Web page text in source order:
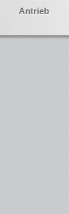
Antrieb